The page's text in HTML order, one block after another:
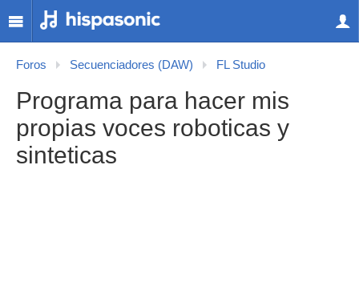
Foros Secuenciadores (DAW) FL Studio
Programa para hacer mis
propias voces roboticas y
sinteticas